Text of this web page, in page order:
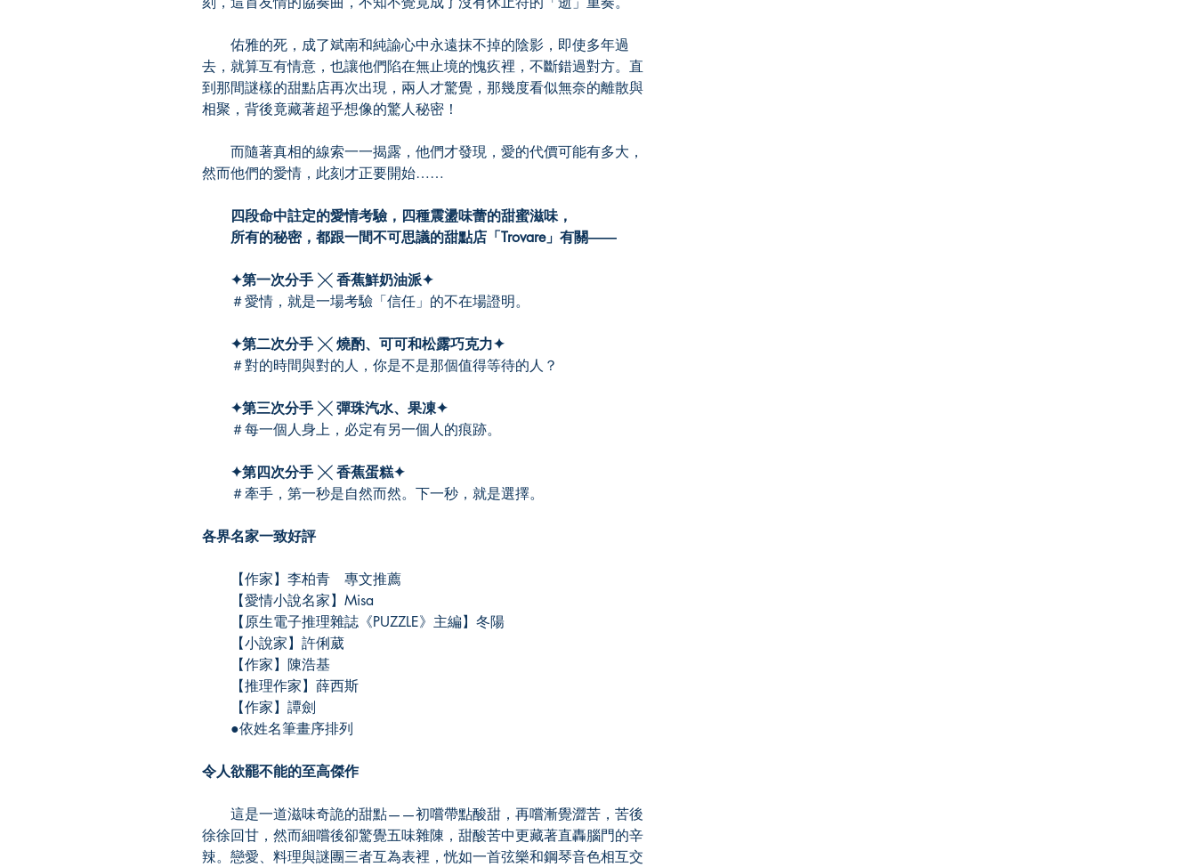
佑雅的死，成了斌南和純諭心中永遠抹不掉的陰影，即使多年過
去，就算互有情意，也讓他們陷在無止境的愧疚裡，不斷錯過對方。直
到那間謎樣的甜點店再次出現，兩人才驚覺，那幾度看似無奈的離散與
相聚，背後竟藏著超乎想像的驚人秘密！
而隨著真相的線索一一揭露，他們才發現，愛的代價可能有多大，
然而他們的愛情，此刻才正要開始……
四段命中註定的愛情考驗，四種震盪味蕾的甜蜜滋味，
所有的秘密，都跟一間不可思議的甜點店「Trovare」有關――
✦第一次分手 ╳ 香蕉鮮奶油派✦
＃愛情，就是一場考驗「信任」的不在場證明。
✦第二次分手 ╳ 燒酌、可可和松露巧克力✦
＃對的時間與對的人，你是不是那個值得等待的人？
✦第三次分手 ╳ 彈珠汽水、果凍✦
＃每一個人身上，必定有另一個人的痕跡。
✦第四次分手 ╳ 香蕉蛋糕✦
＃牽手，第一秒是自然而然。下一秒，就是選擇。
各界名家一致好評
【作家】李柏青 專文推薦
【愛情小說名家】Misa
【原生電子推理雜誌《PUZZLE》主編】冬陽
【小說家】許俐葳
【作家】陳浩基
【推理作家】薛西斯
【作家】譚劍
●依姓名筆畫序排列
令人欲罷不能的至高傑作
這是一道滋味奇詭的甜點——初嚐帶點酸甜，再嚐漸覺澀苦，苦後
徐徐回甘，然而細嚐後卻驚覺五味雜陳，甜酸苦中更藏著直轟腦門的辛
辣。戀愛、料理與謎團三者互為表裡，恍如一首弦樂和鋼琴音色相互交